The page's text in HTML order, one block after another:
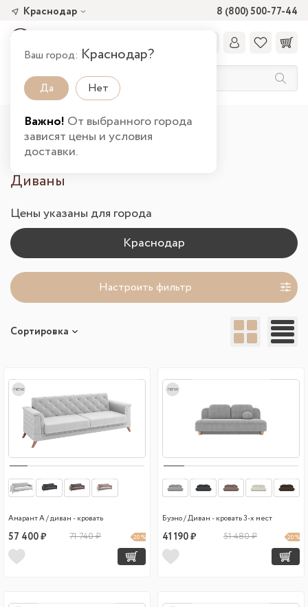
8 (800) 500-77-44
Краснодар
Ваш город: Краснодар?
Да Нет
Важно! От выбранного города
зависят цены и условия
доставки.
Главная Каталог товаров
Гостиная
Диваны в Краснодаре
Диваны
Цены указаны для города
Настроить фильтр
Сортировка
new
Амарант А / диван - кровать
57 400 ₽ 71 740 ₽ 20 %
new
Буэно / Диван - кровать 3-х мест
41 190 ₽ 51 480 ₽ 20 %